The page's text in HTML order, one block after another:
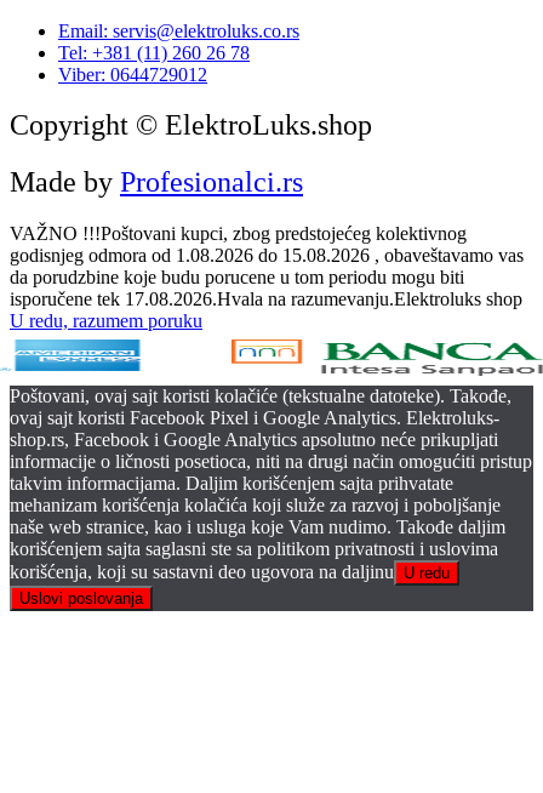
Email: servis@elektroluks.co.rs
Tel: +381 (11) 260 26 78
Viber: 0644729012
Copyright © ElektroLuks.shop
Made by Profesionalci.rs
VAŽNO !!!Poštovani kupci, zbog predstojećeg kolektivnog
godisnjeg odmora od 1.08.2026 do 15.08.2026 , obaveštavamo vas
da porudzbine koje budu porucene u tom periodu mogu biti
isporučene tek 17.08.2026.Hvala na razumevanju.Elektroluks shop
U redu, razumem poruku
Poštovani, ovaj sajt koristi kolačiće (tekstualne datoteke). Takođe,
ovaj sajt koristi Facebook Pixel i Google Analytics. Elektroluks-
shop.rs, Facebook i Google Analytics apsolutno neće prikupljati
informacije o ličnosti posetioca, niti na drugi način omogućiti pristup
takvim informacijama. Daljim korišćenjem sajta prihvatate
mehanizam korišćenja kolačića koji služe za razvoj i poboljšanje
naše web stranice, kao i usluga koje Vam nudimo. Takođe daljim
korišćenjem sajta saglasni ste sa politikom privatnosti i uslovima
korišćenja, koji su sastavni deo ugovora na daljinu
U redu
Uslovi poslovanja